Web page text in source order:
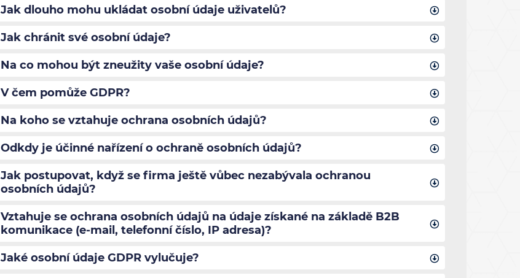
Jak dlouho mohu ukládat osobní údaje uživatelů?
Jak chránit své osobní údaje?
Na co mohou být zneužity vaše osobní údaje?
V čem pomůže GDPR?
Na koho se vztahuje ochrana osobních údajů?
Odkdy je účinné nařízení o ochraně osobních údajů?
Jak postupovat, když se firma ještě vůbec nezabývala ochranou
osobních údajů?
Vztahuje se ochrana osobních údajů na údaje získané na základě B2B
komunikace (e-mail, telefonní číslo, IP adresa)?
Jaké osobní údaje GDPR vylučuje?